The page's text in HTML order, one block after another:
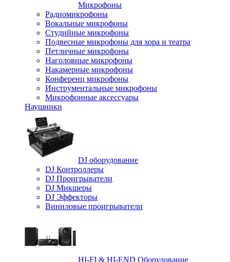
Микрофоны
Радиомикрофоны
Вокальные микрофоны
Студийные микрофоны
Подвесные микрофоны для хора и театра
Петличные микрофоны
Наголовные микрофоны
Накамерные микрофоны
Конференц микрофоны
Инструментальные микрофоны
Микрофонные аксессуары
Наушники
DJ оборудование
DJ Контроллеры
DJ Проигрыватели
DJ Микшеры
DJ Эффекторы
Виниловые проигрыватели
HI-FI & HI-END Оборудование